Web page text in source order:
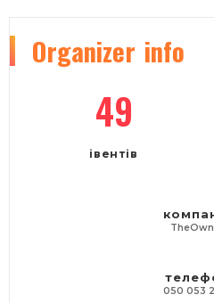
Organizer info
49
івентів
050 053